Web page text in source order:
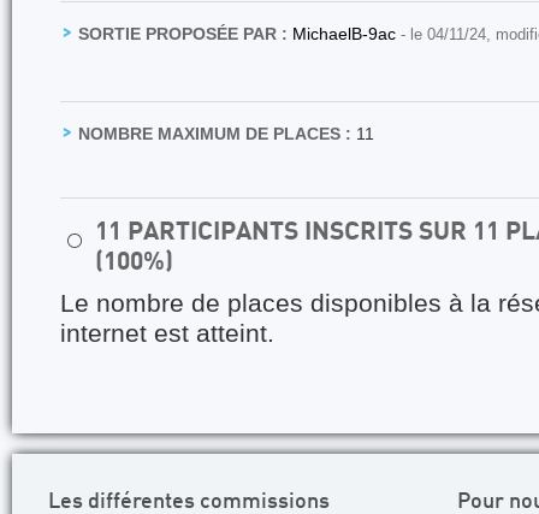
SORTIE PROPOSÉE PAR : MichaelB-9ac - le 04/11/24,
NOMBRE MAXIMUM DE PLACES : 11
⚪
11 PARTICIPANTS INSCRITS SUR 11
(100%)
Le nombre de places disponibles à la
internet est atteint.
Les différentes commissions
Pour